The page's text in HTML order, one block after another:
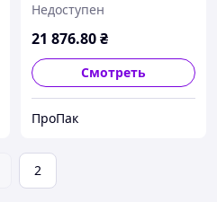
812A-400mm
Недоступен
21 876.80₴
Смотреть
ПроПак
2